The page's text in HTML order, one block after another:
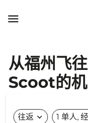

从福州飞
Scoot的
往返 expand_more 1 单人,